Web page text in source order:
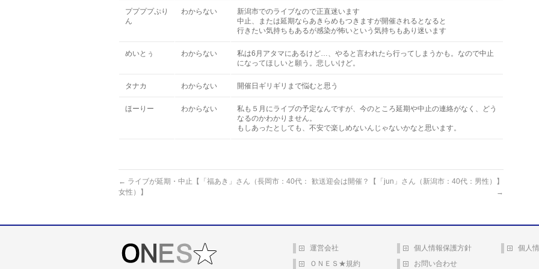
ププププぷり
ん
わからない
新潟市でのライブなので正直迷います
中止、または延期ならあきらめもつきますが開催されるとなると
行きたい気持ちもあるが感染が怖いという気持ちもあり迷います
めいとぅ わからない
私は6月アタマにあるけど…、やると言われたら行ってしまうかも。なので中止
になってほしいと願う。悲しいけど。
タナカ わからない 開催日ギリギリまで悩むと思う
ほーりー わからない
私も５月にライブの予定なんですが、今のところ延期や中止の連絡がなく、どう
なるのかわかりません。
もしあったとしても、不安で楽しめないんじゃないかなと思います。
← ライブが延期・中止【「福あき」さん（長岡市：40代：
女性）】
歓送迎会は開催？【「jun」さん（新潟市：40代：男性）】
→
運営会社 個人情報保護方針
個人
ＯＮＥＳ★規約
お問い合わせ